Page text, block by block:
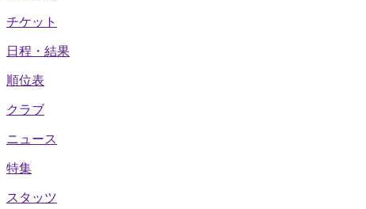
チケット
日程・結果
順位表
クラブ
ニュース
特集
スタッツ